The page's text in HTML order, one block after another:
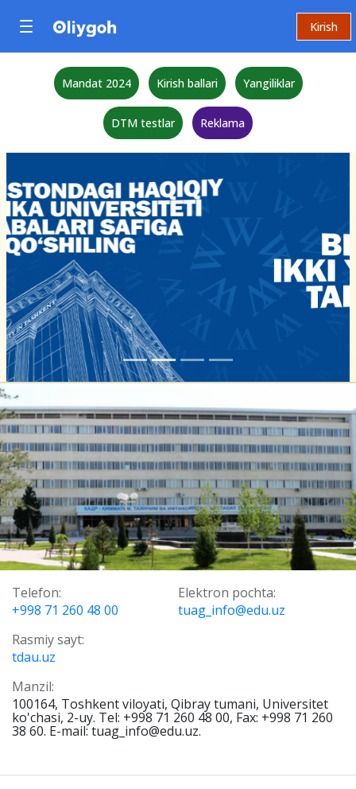
Kirish
Mandat 2024 Kirish ballari Yangiliklar
DTM testlar Reklama
Telefon:
+998 71 260 48 00
Elektron pochta:
tuag_info@edu.uz
Rasmiy sayt:
tdau.uz
Manzil:
100164, Toshkent viloyati, Qibray tumani, Universitet
ko'chasi, 2-uy. Tel: +998 71 260 48 00, Fax: +998 71 260
38 60. E-mail: tuag_info@edu.uz.